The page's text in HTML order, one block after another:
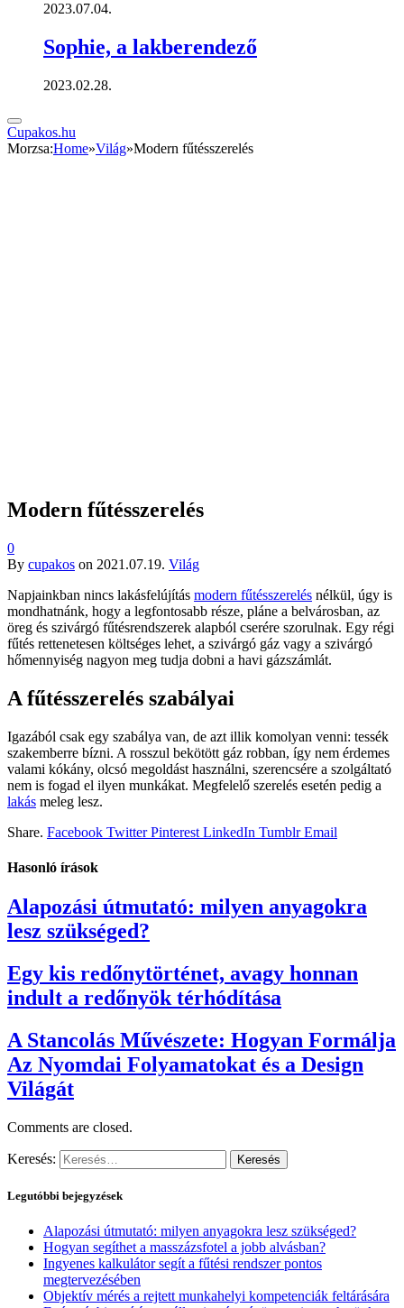
2023.07.04.
Sophie, a lakberendező
2023.02.28.
Cupakos.hu
Morzsa:Home»Világ»Modern fűtésszerelés
Modern fűtésszerelés
0
By cupakos on 2021.07.19. Világ
Napjainkban nincs lakásfelújítás modern fűtésszerelés nélkül, úgy is
mondhatnánk, hogy a legfontosabb része, pláne a belvárosban, az
öreg és szivárgó fűtésrendszerek alapból cserére szorulnak. Egy régi
fűtés rettenetesen költséges lehet, a szivárgó gáz vagy a szivárgó
hőmennyiség nagyon meg tudja dobni a havi gázszámlát.
A fűtésszerelés szabályai
Igazából csak egy szabálya van, de azt illik komolyan venni: tessék
szakemberre bízni. A rosszul bekötött gáz robban, így nem érdemes
valami kókány, olcsó megoldást használni, szerencsére a szolgáltató
nem is fogad el ilyen munkákat. Megfelelő szerelés esetén pedig a
lakás meleg lesz.
Share. Facebook Twitter Pinterest LinkedIn Tumblr Email
Hasonló írások
Alapozási útmutató: milyen anyagokra
lesz szükséged?
Egy kis redőnytörténet, avagy honnan
indult a redőnyök térhódítása
A Stancolás Művészete: Hogyan Formálja
Az Nyomdai Folyamatokat és a Design
Világát
Comments are closed.
Keresés:
Legutóbbi bejegyzések
Alapozási útmutató: milyen anyagokra lesz szükséged?
Hogyan segíthet a masszázsfotel a jobb alvásban?
Ingyenes kalkulátor segít a fűtési rendszer pontos
megtervezésében
Objektív mérés a rejtett munkahelyi kompetenciák feltárására